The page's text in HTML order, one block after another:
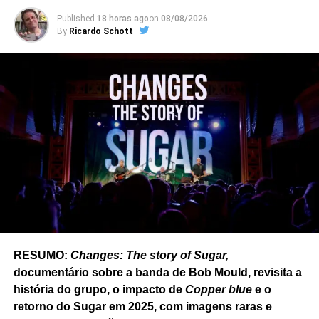
Published 18 horas agoon 08/08/2026
By Ricardo Schott
RESUMO: Changes: The story of Sugar,
documentário sobre a banda de Bob Mould, revisita a
história do grupo, o impacto de Copper bluee o
retorno do Sugar em 2025, com imagens raras e